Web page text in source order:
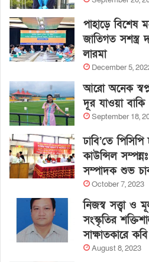
পাহাড়ে বিশেষ
জাতিগত সশস্ত্র
লারমা
December 5,
আরো অনেক
দূর যাওয়া বাকি
September 18,
ঢাবি’তে
কাউন্সিল
সম্পাদক শুভ
October 7, 2023
নিজস্ব সত্ত্বা ও
সংস্কৃতির
সাক্ষাতকারে
August 8, 2023